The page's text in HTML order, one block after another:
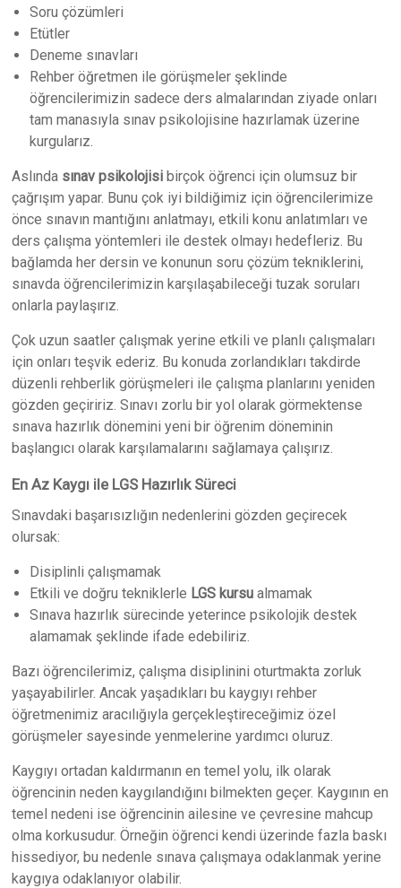
Soru çözümleri
Etütler
Deneme sınavları
Rehber öğretmen ile görüşmeler şeklinde
öğrencilerimizin sadece ders almalarından ziyade onları
tam manasıyla sınav psikolojisine hazırlamak üzerine
kurgularız.
Aslında sınav psikolojisibirçok öğrenci için olumsuz bir
çağrışım yapar. Bunu çok iyi bildiğimiz için öğrencilerimize
önce sınavın mantığını anlatmayı, etkili konu anlatımları ve
ders çalışma yöntemleri ile destek olmayı hedefleriz. Bu
bağlamda her dersin ve konunun soru çözüm tekniklerini,
sınavda öğrencilerimizin karşılaşabileceği tuzak soruları
onlarla paylaşırız.
Çok uzun saatler çalışmak yerine etkili ve planlı çalışmaları
için onları teşvik ederiz. Bu konuda zorlandıkları takdirde
düzenli rehberlik görüşmeleri ile çalışma planlarını yeniden
gözden geçiririz. Sınavı zorlu bir yol olarak görmektense
sınava hazırlık dönemini yeni bir öğrenim döneminin
başlangıcı olarak karşılamalarını sağlamaya çalışırız.
En Az Kaygı ile LGS Hazırlık Süreci
Sınavdaki başarısızlığın nedenlerini gözden geçirecek
olursak:
Disiplinli çalışmamak
Etkili ve doğru tekniklerle LGS kursualmamak
Sınava hazırlık sürecinde yeterince psikolojik destek
alamamak şeklinde ifade edebiliriz.
Bazı öğrencilerimiz, çalışma disiplinini oturtmakta zorluk
yaşayabilirler. Ancak yaşadıkları bu kaygıyı rehber
öğretmenimiz aracılığıyla gerçekleştireceğimiz özel
görüşmeler sayesinde yenmelerine yardımcı oluruz.
Kaygıyı ortadan kaldırmanın en temel yolu, ilk olarak
öğrencinin neden kaygılandığını bilmekten geçer. Kaygının en
temel nedeni ise öğrencinin ailesine ve çevresine mahcup
olma korkusudur. Örneğin öğrenci kendi üzerinde fazla baskı
hissediyor, bu nedenle sınava çalışmaya odaklanmak yerine
kaygıya odaklanıyor olabilir.